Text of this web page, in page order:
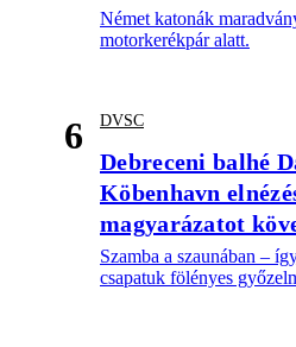
Német katonák
motorkerékpár alatt.
6 DVSC
Debreceni balhé
Köbenhavn
magyarázatot
Szamba a szaunában –
csapatuk fölényes